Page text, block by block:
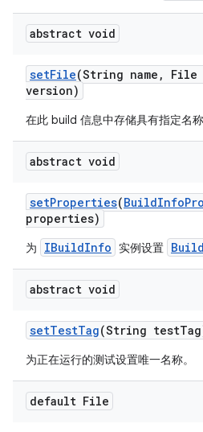
abstract void
setFile(String name ,
version)
在此 build 信息中存储具有指定名称
abstract void
setProperties(BuildInfo
properties)
为 IBuildInfo 实例设置
abstract void
setTestTag(String test
为正在运行的测试设置唯一名称。
default File